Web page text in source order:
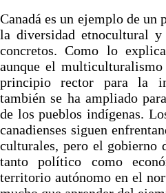
Canadá es un ejemplo de un
la diversidad etnocultural
concretos. Como lo
aunque el
principio rector para la
también se ha ampliado
de los pueblos indígenas.
canadienses siguen
culturales, pero el gobierno
tanto político como
territorio autónomo en el